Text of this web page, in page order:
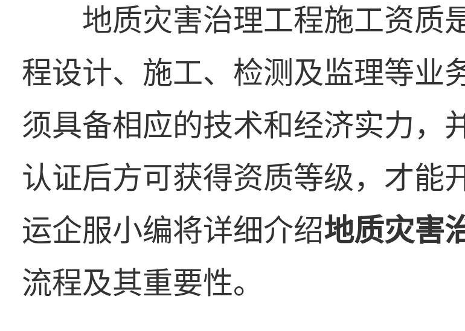
地质灾害治理工程施工资质
程设计、施工、检测及监理等业
须具备相应的技术和经济实力，
认证后方可获得资质等级，才能
运企服小编将详细介绍地质灾害
流程及其重要性。